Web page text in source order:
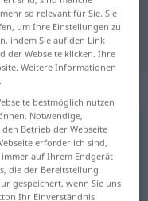
antippen)
so relevant für Sie. Sie
um Ihre Einstellungen zu
indem Sie auf den Link
der Webseite klicken. Ihre
Weitere Informationen
bestmöglich nutzen
Notwendige,
Betrieb der Webseite
erforderlich sind,
auf Ihrem Endgerät
die der Bereitstellung
gespeichert, wenn Sie uns
Ihr Einverständnis